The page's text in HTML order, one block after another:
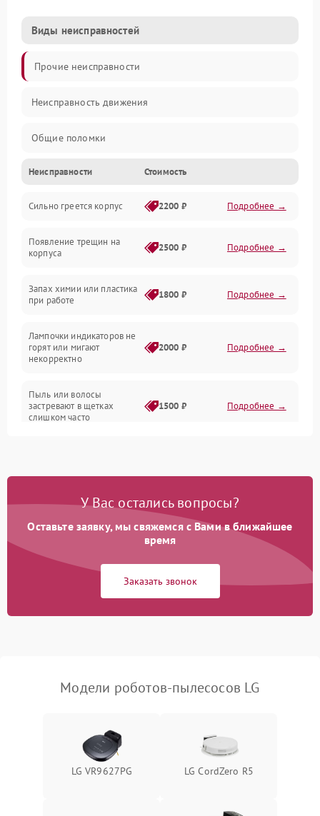
Виды неисправностей
Прочие неисправности
Неисправность движения
Общие поломки
Неисправность датчиков
Неисправность программного обеспечения
Проблемы с сигналом
Батарея
Программные сбои
Неисправности Стоимость
Сильно греется корпус 2200 ₽ Подробнее →
Появление трещин на
корпуса
2500 ₽ Подробнее →
Запах химии или пластика
при работе
1800 ₽ Подробнее →
Лампочки индикаторов не
горят или мигают
некорректно
2000 ₽ Подробнее →
Пыль или волосы
застревают в щетках
слишком часто
1500 ₽ Подробнее →
У Вас остались вопросы?
Оставьте заявку, мы свяжемся с Вами в ближайшее
время
Заказать звонок
Модели роботов-пылесосов LG
LG VR9627PG LG CordZero R5